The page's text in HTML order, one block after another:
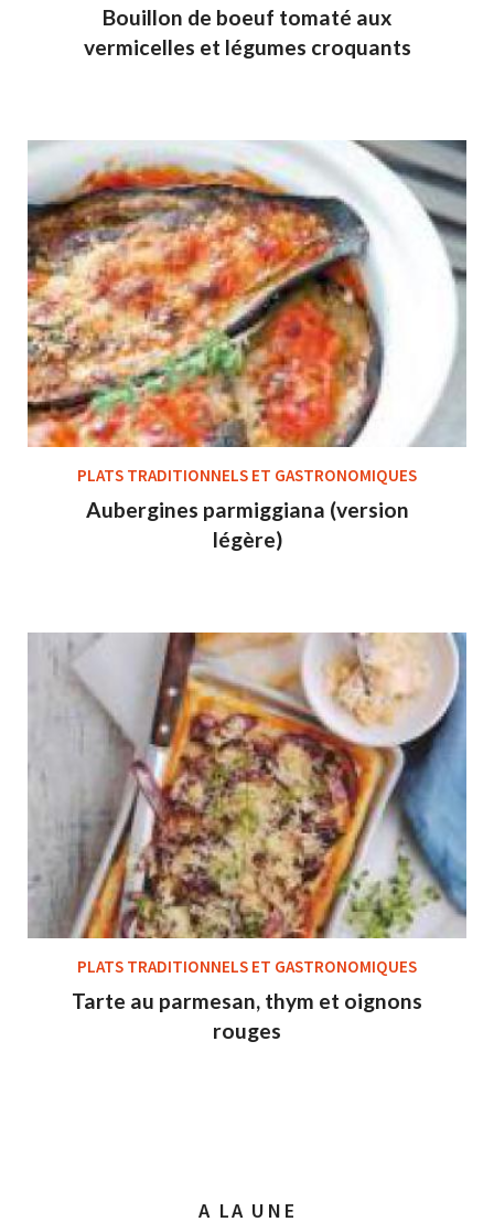
Bouillon de boeuf tomaté aux
vermicelles et légumes croquants
PLATS TRADITIONNELS ET GASTRONOMIQUES
Aubergines parmiggiana (version
légère)
PLATS TRADITIONNELS ET GASTRONOMIQUES
Tarte au parmesan, thym et oignons
rouges
A LA UNE